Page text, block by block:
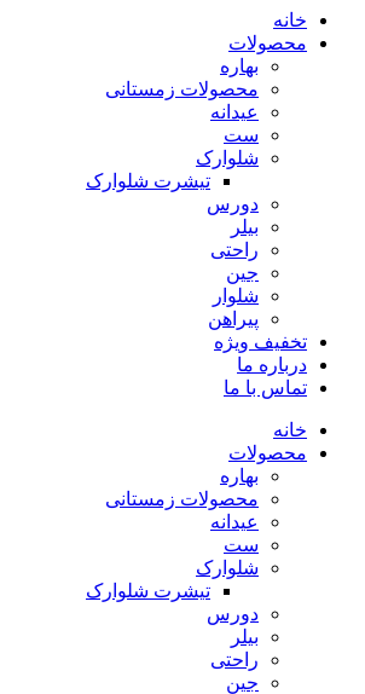
خانه
محصولات
بهاره
محصولات زمستانی
عیدانه
ست
شلوارک
تیشرت شلوارک
دورس
بیلر
راحتی
جین
شلوار
پیراهن
تخفیف ویژه
درباره ما
تماس با ما
خانه
محصولات
بهاره
محصولات زمستانی
عیدانه
ست
شلوارک
تیشرت شلوارک
دورس
بیلر
راحتی
جین